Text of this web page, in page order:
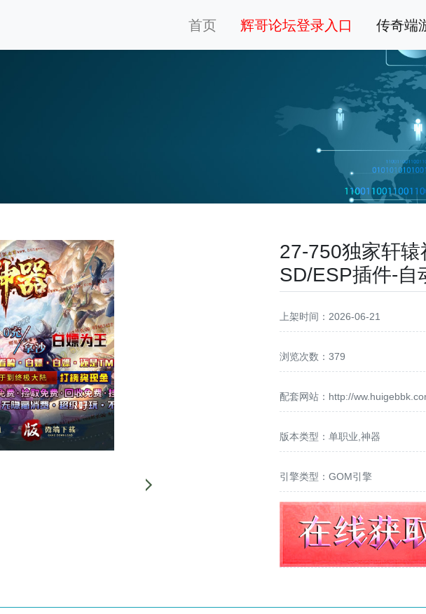
首页 辉哥论坛登录入口 传奇端
27-750独家轩
SD/ESP插件-自
上架时间：2026-06-21
浏览次数：379
配套网站： http://
版本类型：单职业,神器
引擎类型：GOM引擎